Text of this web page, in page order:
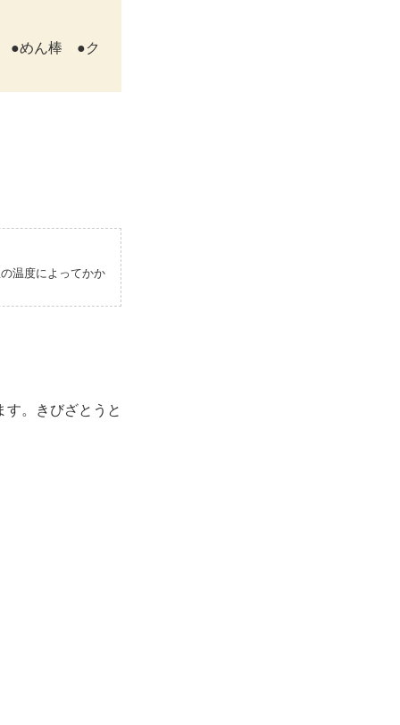
●めん棒 ●ク
温度によってかか
。きびざとうと